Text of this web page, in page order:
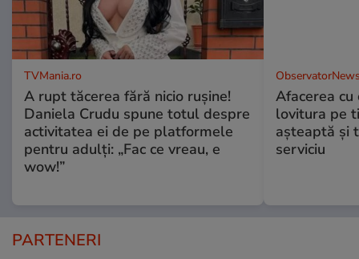
TVMania.ro
A rupt tăcerea fără nicio rușine!
Daniela Crudu spune totul despre
activitatea ei de pe platformele
pentru adulți: „Fac ce vreau, e
wow!”
Afacerea
lovitura pe
aşteaptă şi
serviciu
PARTENERI